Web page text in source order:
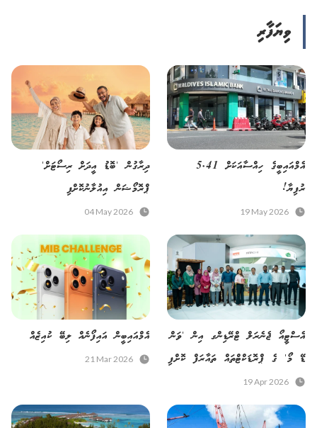
ވިޔަފާރި
އެމްއައިބީގެ ހިއްސާއަކަށް 5.41
ރުފިޔާ!
19 May 2026
ދިރާގުން 'ބޮޑު އީދަށް ރިސޯޓަށް'
ޕްރޮމޯޝަން އިއުލާނުކޮށްފި
04 May 2026
އެސްޓީއޯ ޖެނެރަލް ޓްރޭޑިންގ އިން 'ވަން
ޑޭ މޯ' ގެ ޕްރޮޑަކްޓްތައް ތައާރަފް ކޮށްފި
19 Apr 2026
އެމްއައިބީން އައިފޯނެއް ލިބޭ ކުއިޒެއް
21 Mar 2026